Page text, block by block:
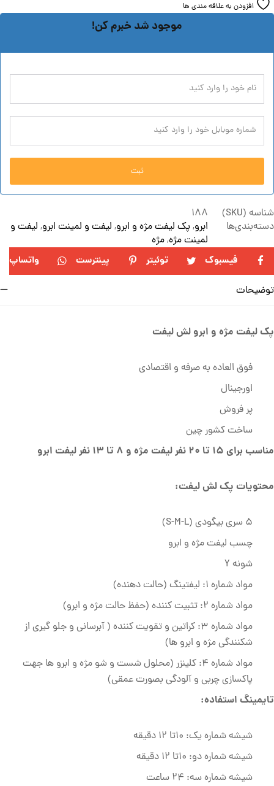
افزودن به علاقه مندی ها
موجود شد خبرم کن!
ثبت
شناسه (SKU)
188
دسته‌بندی‌ها
ابرو,پک لیفت مژه و ابرو, لیفت و لمینت ابرو, لیفت و
لمینت مژه,مژه
فیسبوک
توئیتر پینترست واتساپ
توضیحات
پک لیفت مژه و ابرو لش لیفت
فوق العاده به صرفه و اقتصادی
اورجینال
پر فروش
ساخت کشور چین
مناسب برای 15 تا 20 نفر لیفت مژه و 8 تا 13 نفر لیفت ابرو
محتویات پک لش لیفت:
5 سری بیگودی (S-M-L)
چسب لیفت مژه و ابرو
شونه Y
مواد شماره 1: لیفتینگ (حالت دهنده)
مواد شماره 2: تثبیت کننده (حفظ حالت مژه و ابرو)
مواد شماره 3: کراتین و تقویت کننده ( آبرسانی و جلو گیری از
شکنندگی مژه و ابرو ها)
مواد شماره 4: کلینزر (محلول شست و شو مژه و ابرو ها جهت
پاکسازی چربی و آلودگی بصورت عمقی)
تایمینگ استفاده:
شیشه شماره یک: 10تا 12 دقیقه
شیشه شماره دو: 10تا 12 دقیقه
شیشه شماره سه: 24 ساعت